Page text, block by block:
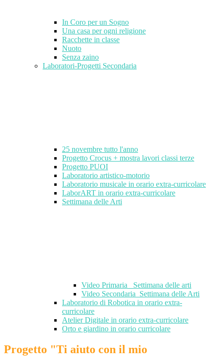
In Coro per un Sogno
Una casa per ogni religione
Racchette in classe
Nuoto
Senza zaino
Laboratori-Progetti Secondaria
25 novembre tutto l'anno
Progetto Crocus + mostra lavori classi terze
Progetto PUOI
Laboratorio artistico-motorio
Laboratorio musicale in orario extra-curricolare
LaborART in orario extra-curricolare
Settimana delle Arti
Video Primaria_ Settimana delle arti
Video Secondaria_Settimana delle Arti
Laboratorio di Robotica in orario extra-
curricolare
Atelier Digitale in orario extra-curricolare
Orto e giardino in orario curricolare
Progetto "Ti aiuto con il mio